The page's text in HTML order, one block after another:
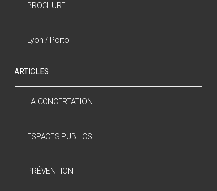
BROCHURE
Lyon / Porto
ARTICLES
LA CONCERTATION
ESPACES PUBLICS
PRÉVENTION